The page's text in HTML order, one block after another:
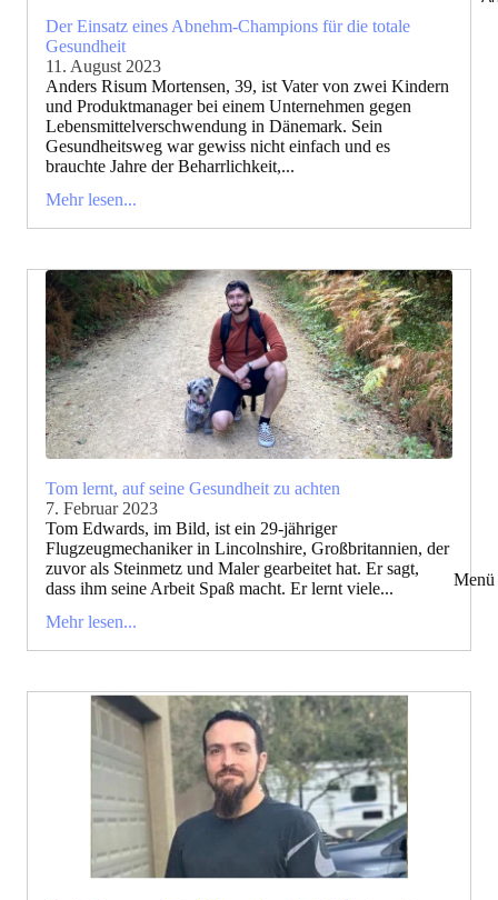
Menü
Der Einsatz eines Abnehm-Champions für die totale
Gesundheit
11. August 2023
Anders Risum Mortensen, 39, ist Vater von zwei Kindern
und Produktmanager bei einem Unternehmen gegen
Lebensmittelverschwendung in Dänemark. Sein
Gesundheitsweg war gewiss nicht einfach und es
brauchte Jahre der Beharrlichkeit,...
Mehr lesen...
Tom lernt, auf seine Gesundheit zu achten
7. Februar 2023
Tom Edwards, im Bild, ist ein 29-jähriger
Flugzeugmechaniker in Lincolnshire, Großbritannien, der
zuvor als Steinmetz und Maler gearbeitet hat. Er sagt,
dass ihm seine Arbeit Spaß macht. Er lernt viele...
Mehr lesen...